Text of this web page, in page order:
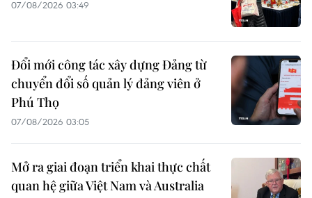
07/08/2026 03:49
Đổi mới công tác xây dựng Đảng từ
chuyển đổi số quản lý đảng viên ở
Phú Thọ
07/08/2026 03:05
Mở ra giai đoạn triển khai thực chất
quan hệ giữa Việt Nam và Australia